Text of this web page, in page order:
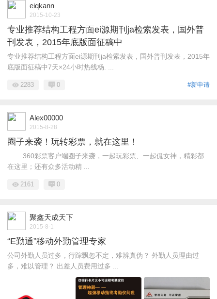
eiqkann
2015-10-23
专业推荐结构工程方面ei源期刊ja检索发表，国外普
刊发表，2015年底版面征稿中
专业推荐结构工程方面ei源期刊ja检索发表，国外普刊发表，2015年
底版面征稿中7天×24小时热线杨. ...
#新申请
2283 0
Alex00000
2015-8-28
圈子来袭！玩转彩票，就在这里！
360彩票客户端圈子来袭，一起玩彩票、一起侃女神，精彩都
在这里；还有众多活动精 ...
2161 0
聚鑫天成天下
2015-8-1
“E勤通”移动外勤管理专家
公司外勤人员过多，行踪飘忽不定，难辨真伪？ 外勤人员理由过
多，难以管理？ 出差人员费用过多 ...